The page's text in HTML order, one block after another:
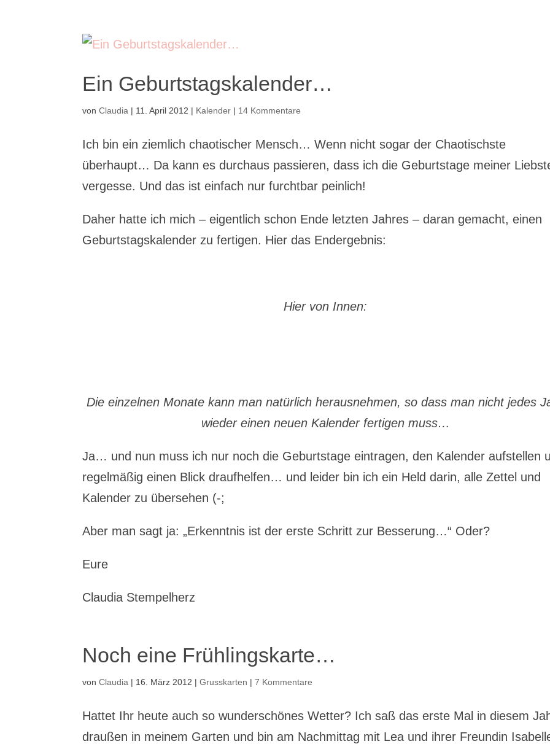
Ein Geburtstagskalender…
vonClaudia | 11. April 2012 | Kalender | 14 Kommentare
Ich bin ein ziemlich chaotischer Mensch… Wenn nicht sogar der Chaotischste
überhaupt… Da kann es durchaus passieren, dass ich die Geburtstage meiner
vergesse. Und das ist einfach nur furchtbar peinlich!
Daher hatte ich mich – eigentlich schon Ende letzten Jahres – daran gemacht, einen
Geburtstagskalender zu fertigen. Hier das Endergebnis:
Hier von Innen:
Die einzelnen Monate kann man natürlich herausnehmen, so dass man nicht jedes
wieder einen neuen Kalender fertigen muss…
Ja… und nun muss ich nur noch die Geburtstage eintragen, den Kalender aufstellen
regelmäßig einen Blick draufhelfen… und leider bin ich ein Held darin, alle Zettel und
Kalender zu übersehen (-;
Aber man sagt ja: „Erkenntnis ist der erste Schritt zur Besserung…“ Oder?
Eure
Claudia Stempelherz
Noch eine Frühlingskarte…
vonClaudia | 16. März 2012 |Grusskarten |7 Kommentare
Hattet Ihr heute auch so wunderschönes Wetter? Ich saß das erste Mal in diesem
draußen in meinem Garten und bin am Nachmittag mit Lea und ihrer Freundin